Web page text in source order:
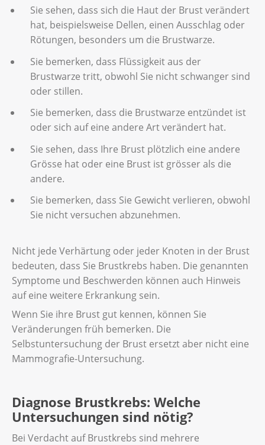
Sie sehen, dass sich die Haut der Brust verändert
hat, beispielsweise Dellen, einen Ausschlag oder
Rötungen, besonders um die Brustwarze.
Sie bemerken, dass Flüssigkeit aus der
Brustwarze tritt, obwohl Sie nicht schwanger sind
oder stillen.
Sie bemerken, dass die Brustwarze entzündet ist
oder sich auf eine andere Art verändert hat.
Sie sehen, dass Ihre Brust plötzlich eine andere
Grösse hat oder eine Brust ist grösser als die
andere.
Sie bemerken, dass Sie Gewicht verlieren, obwohl
Sie nicht versuchen abzunehmen.
Nicht jede Verhärtung oder jeder Knoten in der Brust
bedeuten, dass Sie Brustkrebs haben. Die genannten
Symptome und Beschwerden können auch Hinweis
auf eine weitere Erkrankung sein.
Wenn Sie ihre Brust gut kennen, können Sie
Veränderungen früh bemerken. Die
Selbstuntersuchung der Brust ersetzt aber nicht eine
Mammografie-Untersuchung.
Diagnose Brustkrebs: Welche
Untersuchungen sind nötig?
Bei Verdacht auf Brustkrebs sind mehrere